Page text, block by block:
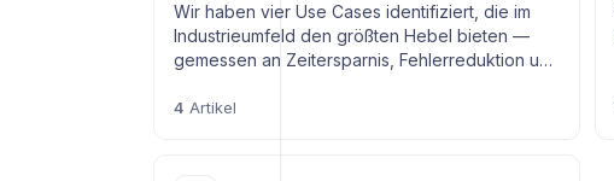
Wir haben vier Use Cases identifiziert, die im
Industrieumfeld den größten Hebel bieten —
gemessen an Zeitersparnis, Fehlerreduktion und
4 Artikel